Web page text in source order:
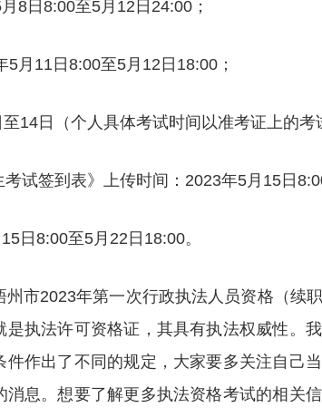
8日8:00至5月12日24:00；
月11日8:00至5月12日18:00；
14日（个人具体考试时间以准考证上的考
考试签到表》上传时间：2023年5月15日
日8:00至5月22日18:00。
市2023年第一次行政执法人员资格（续
是执法许可资格证，其具有执法权威性。
件作出了不同的规定，大家要多关注自己
消息。想要了解更多执法资格考试的相关